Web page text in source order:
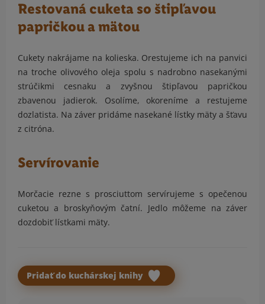
Restovaná cuketa so štipľavou
papričkou a mätou
Cukety nakrájame na kolieska. Orestujeme ich na panvici
na troche olivového oleja spolu s nadrobno nasekanými
strúčikmi cesnaku a zvyšnou štipľavou papričkou
zbavenou jadierok. Osolíme, okoreníme a restujeme
dozlatista. Na záver pridáme nasekané lístky mäty a šťavu
z citróna.
Servírovanie
Morčacie rezne s prosciuttom servírujeme s opečenou
cuketou a broskyňovým čatní. Jedlo môžeme na záver
dozdobiť lístkami mäty.
Pridať do kuchárskej knihy